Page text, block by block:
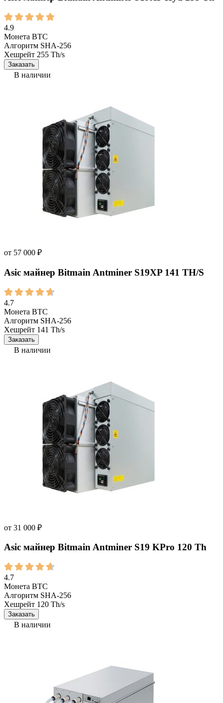
4.9
Монета BTC
Алгоритм SHA-256
Хешрейт 255 Th/s
Заказать
В наличии
от 57 000 ₽
Asic майнер Bitmain Antminer S19XP 141 TH/S
4.7
Монета BTC
Алгоритм SHA-256
Хешрейт 141 Th/s
Заказать
В наличии
от 31 000 ₽
Asic майнер Bitmain Antminer S19 KPro 120 Th
4.7
Монета BTC
Алгоритм SHA-256
Хешрейт 120 Th/s
Заказать
В наличии